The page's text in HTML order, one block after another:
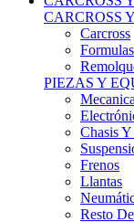
Carcross
PIEZAS Y
Chasis Y
Frenos
Llantas
Resto De